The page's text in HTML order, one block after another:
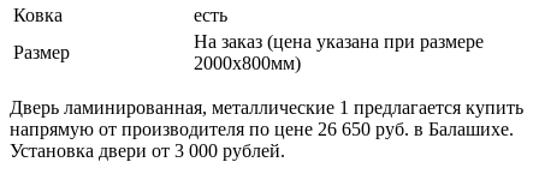
Ковка
есть
Размер
На заказ (цена указана при размере
2000х800мм)
Дверь ламинированная, металлические 1 предлагается купить
напрямую от производителя по цене 26 650 руб. в Балашихе.
Установка двери от 3 000 рублей.